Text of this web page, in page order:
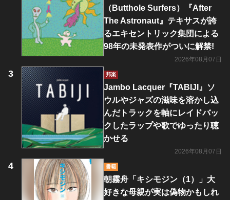
（Butthole Surfers）『After
The Astronaut』テキサスが誇
るエキセントリック集団による
98年の未発表作がついに解禁!
2026年08月07日
邦楽
Jambo Lacquer『TABIJI』ソ
ウルやジャズの滋味を溶かし込
んだトラックを軸にレイドバッ
クしたラップや歌でゆったり聴
かせる
2026年08月07日
書籍
朝霧舟「キシモジン（1）」大
好きな母親が実は偽物かもしれ